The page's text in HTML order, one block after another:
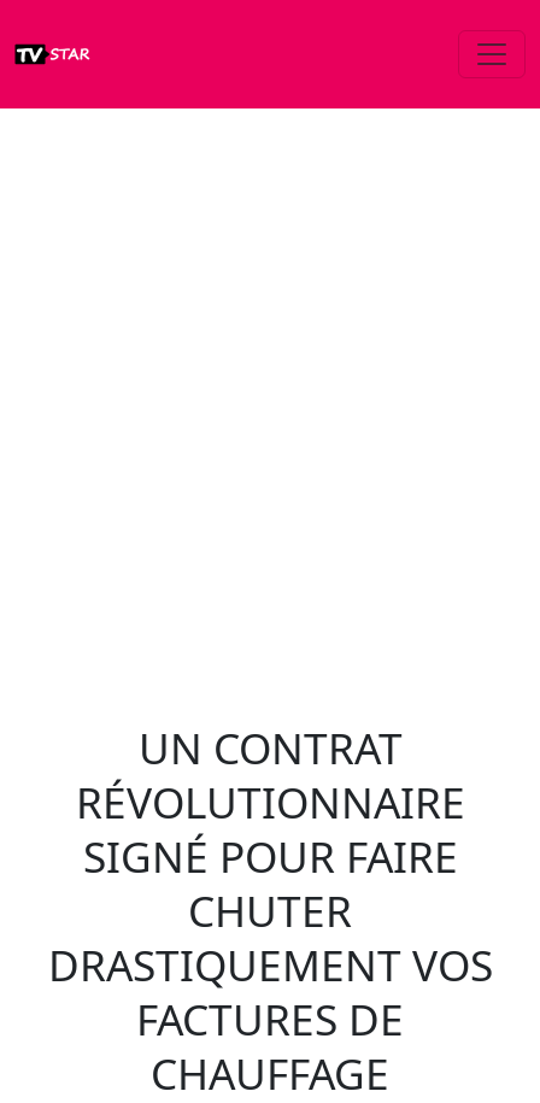
UN CONTRAT
RÉVOLUTIONNAIRE
SIGNÉ POUR FAIRE
CHUTER
DRASTIQUEMENT VOS
FACTURES DE
CHAUFFAGE